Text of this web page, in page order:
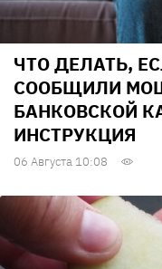
ЧТО ДЕЛАТЬ,
СООБЩИЛИ
БАНКОВСКОЙ
ИНСТРУКЦИЯ
06 Августа 10:08